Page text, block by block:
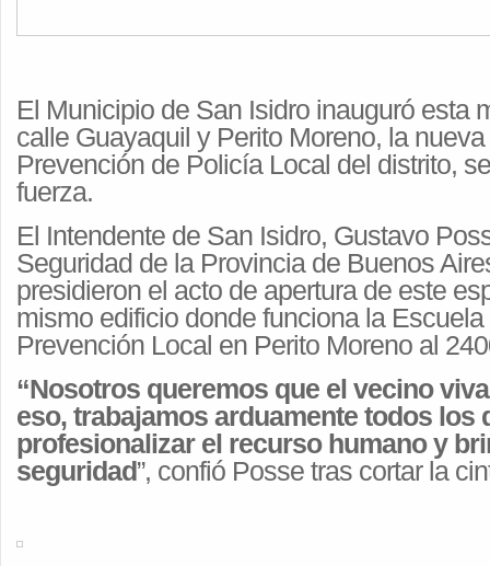
El Municipio de San Isidro inauguró esta
calle Guayaquil y Perito Moreno, la
Prevención de Policía Local del distrito,
fuerza.
El Intendente de San Isidro, Gustavo
Seguridad de la Provincia de Buenos
presidieron el acto de apertura de este
mismo edificio donde funciona la
Prevención Local en Perito Moreno al
“Nosotros queremos que el vecino
eso, trabajamos arduamente todos los
profesionalizar el recurso humano y
seguridad”, confió Posse tras cortar la